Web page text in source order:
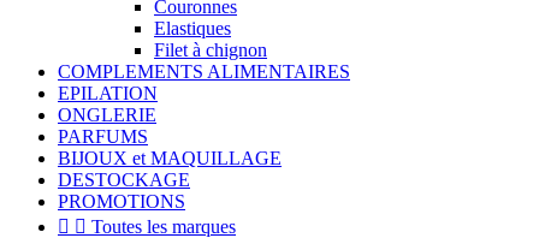
Couronnes
Elastiques
Filet à chignon
COMPLEMENTS ALIMENTAIRES
EPILATION
ONGLERIE
PARFUMS
BIJOUX et MAQUILLAGE
DESTOCKAGE
PROMOTIONS
  Toutes les marques